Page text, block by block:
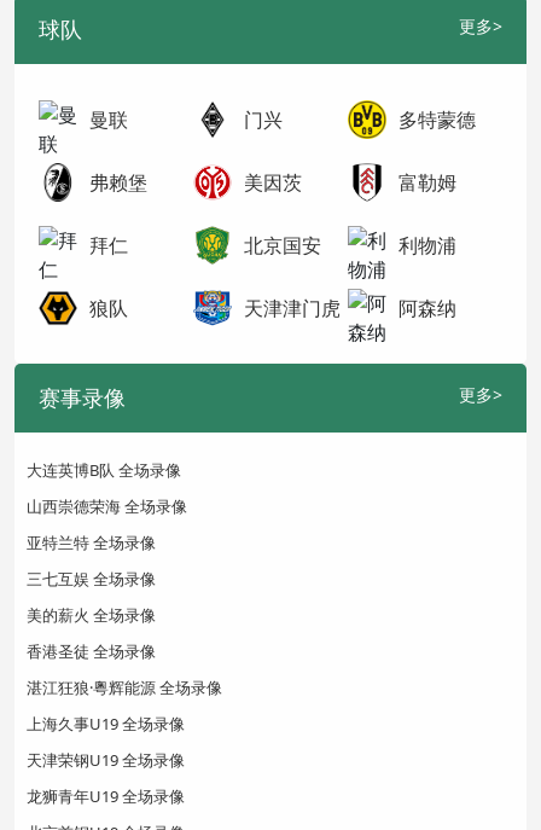
球队 更多>
曼联 门兴 多特蒙德
弗赖堡 美因茨 富勒姆
拜仁 北京国安 利物浦
狼队 天津津门虎 阿森纳
赛事录像 更多>
大连英博B队 全场录像
山西崇德荣海 全场录像
亚特兰特 全场录像
三七互娱 全场录像
美的薪火 全场录像
香港圣徒 全场录像
湛江狂狼·粵辉能源 全场录像
上海久事U19 全场录像
天津荣钢U19 全场录像
龙狮青年U19 全场录像